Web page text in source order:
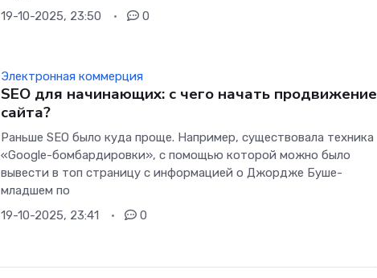
19-10-2025, 23:50
0
Электронная коммерция
SEO для начинающих: с чего начать продвижение
сайта?
Раньше SEO было куда проще. Например, существовала техника
«Google-бомбардировки», с помощью которой можно было
вывести в топ страницу с информацией о Джордже Буше-
младшем по
19-10-2025, 23:41
0